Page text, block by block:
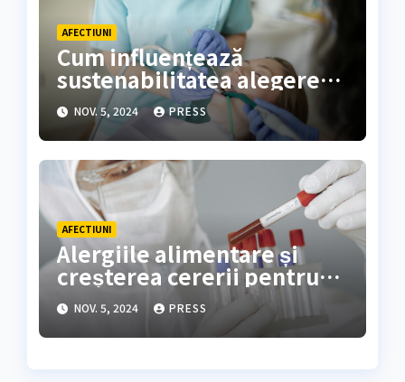
AFECTIUNI
Cum influențează
sustenabilitatea alegerea
alimentelor fără alergeni
NOV. 5, 2024 PRESS
AFECTIUNI
Alergiile alimentare și
creșterea cererii pentru
produse fără aditivi
NOV. 5, 2024 PRESS